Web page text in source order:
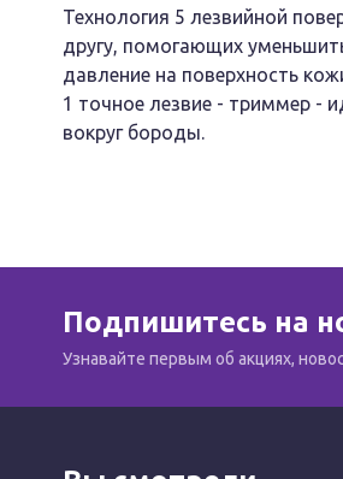
Технология 5 лезвийной
другу, помогающих
давление на поверхность
1 точное лезвие - триммер -
вокруг бороды.
Подпишитесь на
Узнавайте первым об акциях,